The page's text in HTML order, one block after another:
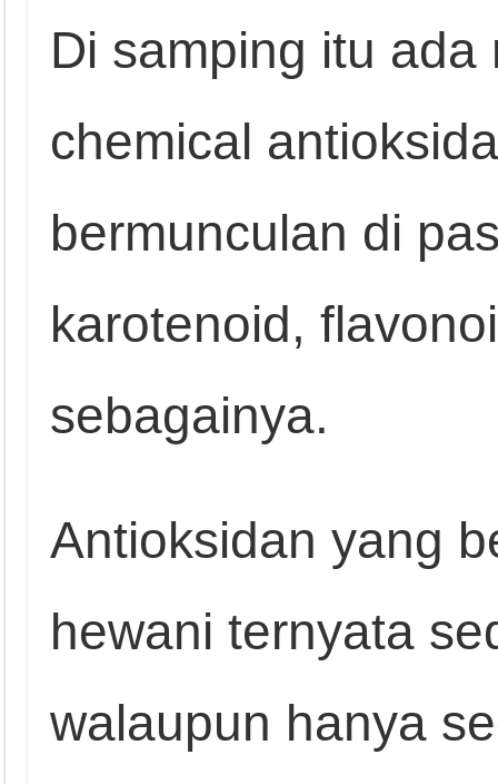
Di samping itu
chemical
bermunculan di
karotenoid,
sebagainya.
Antioksidan yang
hewani ternyata
walaupun hanya